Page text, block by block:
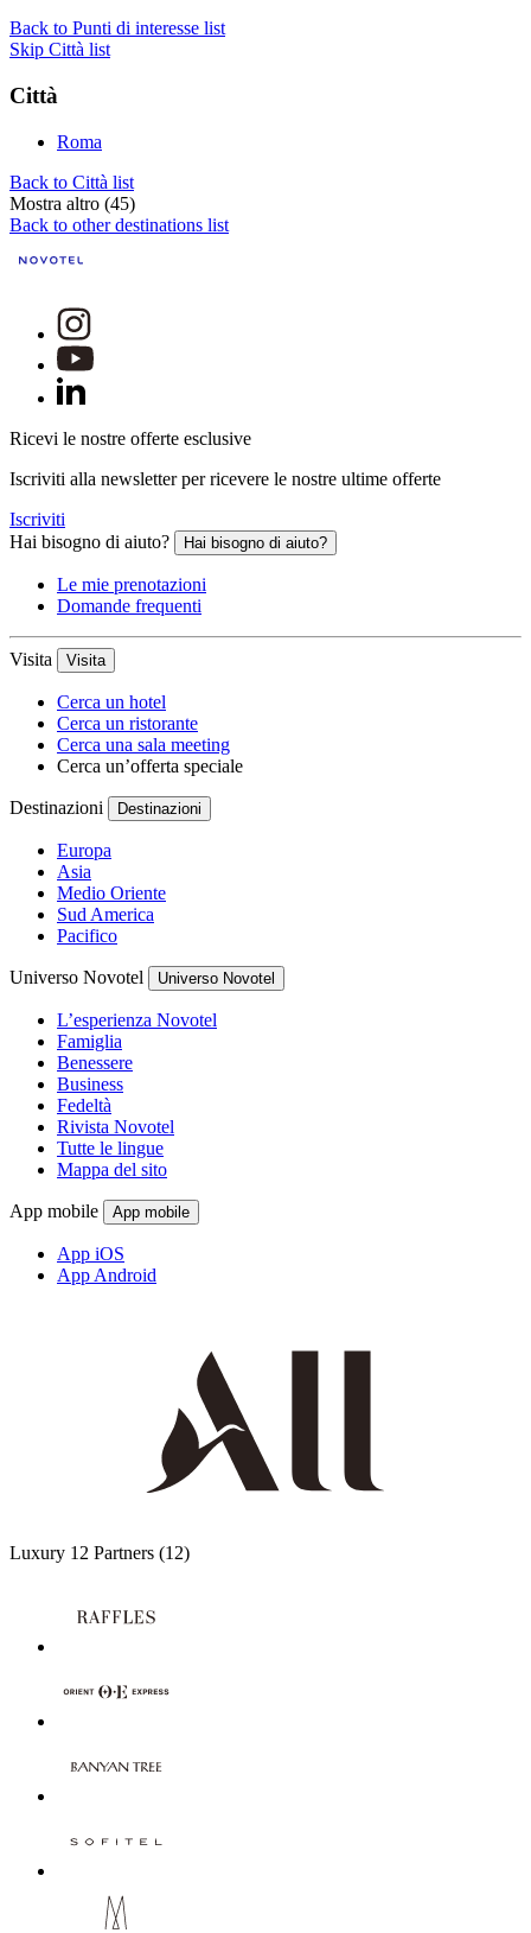
Back to Punti di interesse list
Skip Città list
Città
Roma
Back to Città list
Mostra altro (45)
Back to other destinations list
Ricevi le nostre offerte esclusive
Iscriviti alla newsletter per ricevere le nostre ultime offerte
Iscriviti
Hai bisogno di aiuto?
Hai bisogno di aiuto?
Le mie prenotazioni
Domande frequenti
Visita Visita
Cerca un hotel
Cerca un ristorante
Cerca una sala meeting
Cerca un’offerta speciale
Destinazioni Destinazioni
Europa
Asia
Medio Oriente
Sud America
Pacifico
Universo Novotel Universo Novotel
L’esperienza Novotel
Famiglia
Benessere
Business
Fedeltà
Rivista Novotel
Tutte le lingue
Mappa del sito
App mobile App mobile
App iOS
App Android
Luxury 12 Partners (12)